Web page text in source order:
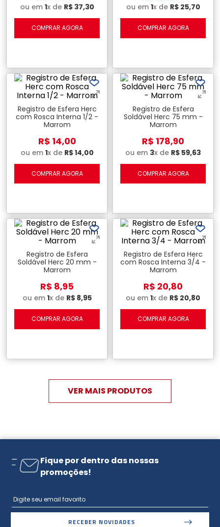
ou em 1x de R$ 37,30
COMPRAR AGORA
ou em 1x de R$ 25,70
COMPRAR AGORA
Registro de Esfera Herc
com Rosca Interna 1/2 -
Marrom
R$ 14,00
ou em 1x de R$14,00
COMPRAR AGORA
Registro de Esfera
Soldável Herc 75 mm -
Marrom
R$ 178,90
ou em 3x de R$ 59,63
COMPRAR AGORA
Registro de Esfera
Soldável Herc 20 mm -
Marrom
R$ 8,95
ou em 1x de R$ 8,95
COMPRAR AGORA
Registro de Esfera Herc
com Rosca Interna 3/4 -
Marrom
R$ 20,80
ou em 1x de R$ 20,80
COMPRAR AGORA
Fique por dentro das nossas
promoções!
RECEBER NOVIDADES